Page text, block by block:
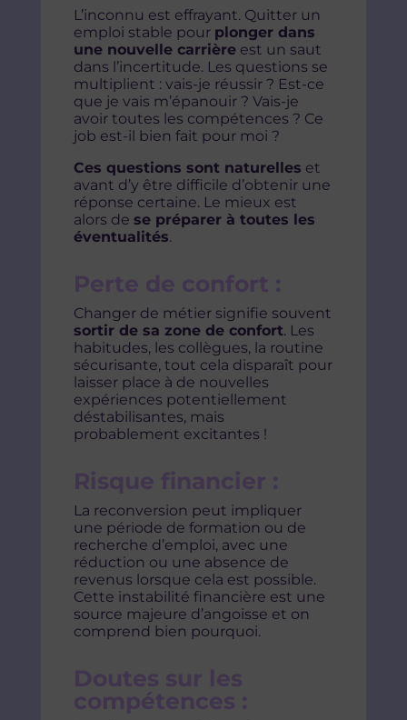
L’inconnu est effrayant. Quitter un
emploi stable pour plonger dans
une nouvelle carrièreest un saut
dans l’incertitude. Les questions se
multiplient : vais-je réussir ? Est-ce
que je vais m’épanouir ? Vais-je
avoir toutes les compétences ? Ce
job est-il bien fait pour moi ?
Ces questions sont naturelles et
avant d’y être difficile d’obtenir une
réponse certaine. Le mieux est
alors de se préparer à toutes les
éventualités.
Perte de confort :
Changer de métier signifie souvent
sortir de sa zone de confort. Les
habitudes, les collègues, la routine
sécurisante, tout cela disparaît pour
laisser place à de nouvelles
expériences potentiellement
déstabilisantes, mais
probablement excitantes !
Risque financier :
La reconversion peut impliquer
une période de formation ou de
recherche d’emploi, avec une
réduction ou une absence de
revenus lorsque cela est possible.
Cette instabilité financière est une
source majeure d’angoisse et on
comprend bien pourquoi.
Doutes sur les
compétences :